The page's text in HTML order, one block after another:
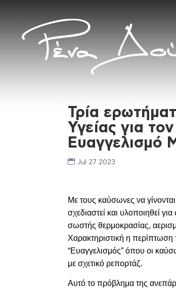
Τρία
Υγείας για
Ευαγγελισμό
Jul 27 2023
Με τους καύσωνες να
σχεδιαστεί και υλοποιηθεί
σωστής θερμοκρασίας,
Χαρακτηριστική η
“Ευαγγελισμός” όπου οι
με σχετικό ρεπορτάζ.
Αυτό το πρόβλημα της